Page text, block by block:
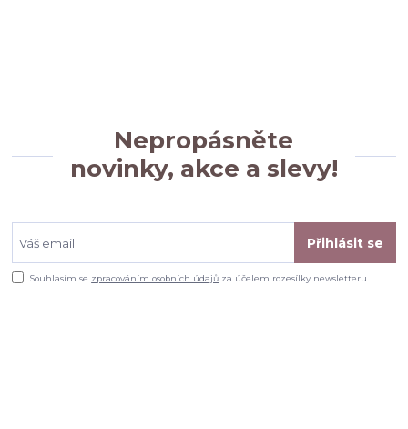
Nepropásněte
novinky, akce a slevy!
Přihlásit se
Souhlasím se zpracováním osobních údajů za účelem rozesílky newsletteru.